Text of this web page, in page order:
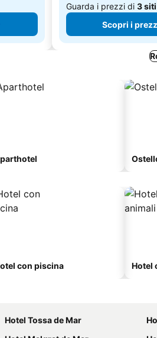
Guarda i prezzi di 3 siti
Scopri i
con piscina Hotel
Hotel Tossa de Mar